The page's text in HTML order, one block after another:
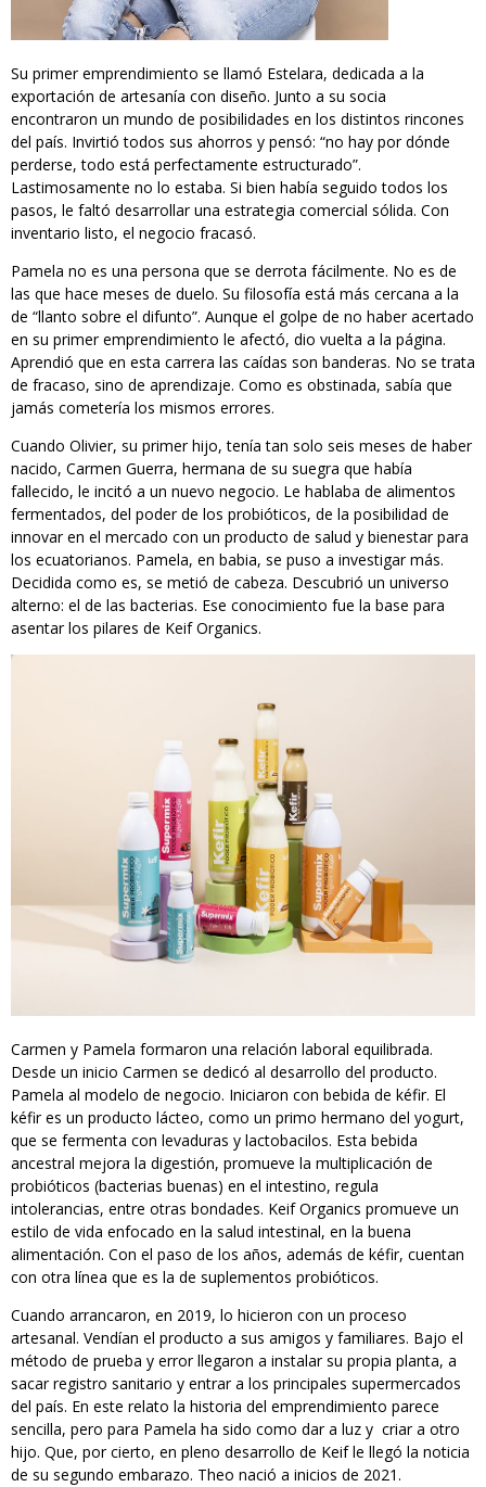
Su primer emprendimiento se llamó Estelara, dedicada a la
exportación de artesanía con diseño. Junto a su socia
encontraron un mundo de posibilidades en los distintos rincones
del país. Invirtió todos sus ahorros y pensó: “no hay por dónde
perderse, todo está perfectamente estructurado”.
Lastimosamente no lo estaba. Si bien había seguido todos los
pasos, le faltó desarrollar una estrategia comercial sólida. Con
inventario listo, el negocio fracasó.
Pamela no es una persona que se derrota fácilmente. No es de
las que hace meses de duelo. Su filosofía está más cercana a la
de “llanto sobre el difunto”. Aunque el golpe de no haber acertado
en su primer emprendimiento le afectó, dio vuelta a la página.
Aprendió que en esta carrera las caídas son banderas. No se trata
de fracaso, sino de aprendizaje. Como es obstinada, sabía que
jamás cometería los mismos errores.
Cuando Olivier, su primer hijo, tenía tan solo seis meses de haber
nacido, Carmen Guerra, hermana de su suegra que había
fallecido, le incitó a un nuevo negocio. Le hablaba de alimentos
fermentados, del poder de los probióticos, de la posibilidad de
innovar en el mercado con un producto de salud y bienestar para
los ecuatorianos. Pamela, en babia, se puso a investigar más.
Decidida como es, se metió de cabeza. Descubrió un universo
alterno: el de las bacterias. Ese conocimiento fue la base para
asentar los pilares de Keif Organics.
Carmen y Pamela formaron una relación laboral equilibrada.
Desde un inicio Carmen se dedicó al desarrollo del producto.
Pamela al modelo de negocio. Iniciaron con bebida de kéfir. El
kéfir es un producto lácteo, como un primo hermano del yogurt,
que se fermenta con levaduras y lactobacilos. Esta bebida
ancestral mejora la digestión, promueve la multiplicación de
probióticos (bacterias buenas) en el intestino, regula
intolerancias, entre otras bondades. Keif Organics promueve un
estilo de vida enfocado en la salud intestinal, en la buena
alimentación. Con el paso de los años, además de kéfir, cuentan
con otra línea que es la de suplementos probióticos.
Cuando arrancaron, en 2019, lo hicieron con un proceso
artesanal. Vendían el producto a sus amigos y familiares. Bajo el
método de prueba y error llegaron a instalar su propia planta, a
sacar registro sanitario y entrar a los principales supermercados
del país. En este relato la historia del emprendimiento parece
sencilla, pero para Pamela ha sido como dar a luz y criar a otro
hijo. Que, por cierto, en pleno desarrollo de Keif le llegó la noticia
de su segundo embarazo. Theo nació a inicios de 2021.